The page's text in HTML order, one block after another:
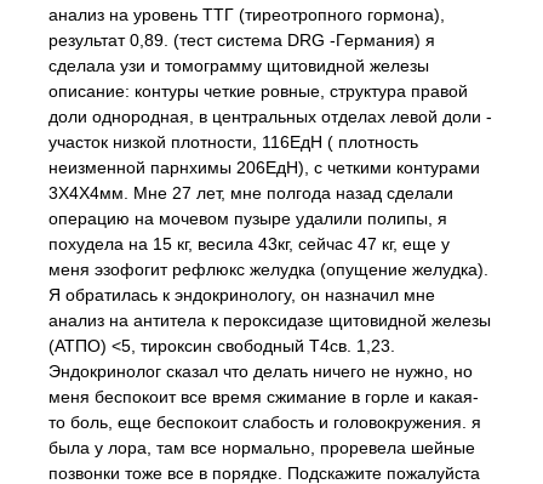
анализ на уровень ТТГ (тиреотропного гормона),
результат 0,89. (тест система DRG -Германия) я
сделала узи и томограмму щитовидной железы
описание: контуры четкие ровные, структура правой
доли однородная, в центральных отделах левой доли -
участок низкой плотности, 116ЕдН ( плотность
неизменной парнхимы 206ЕдН), с четкими контурами
3Х4Х4мм. Мне 27 лет, мне полгода назад сделали
операцию на мочевом пузыре удалили полипы, я
похудела на 15 кг, весила 43кг, сейчас 47 кг, еще у
меня эзофогит рефлюкс желудка (опущение желудка).
Я обратилась к эндокринологу, он назначил мне
анализ на антитела к пероксидазе щитовидной железы
(АТПО) <5, тироксин свободный Т4св. 1,23.
Эндокринолог сказал что делать ничего не нужно, но
меня беспокоит все время сжимание в горле и какая-
то боль, еще беспокоит слабость и головокружения. я
была у лора, там все нормально, проревела шейные
позвонки тоже все в порядке. Подскажите пожалуйста